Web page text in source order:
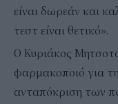
είναι δωρεάν και
τεστ είναι θετικό».
Ο Κυριάκος
φαρμακοποιό για τη
ανταπόκριση των